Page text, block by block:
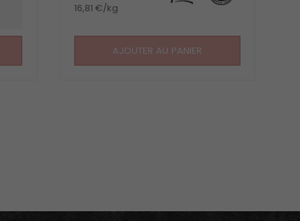
16,81 €/kg
AJOUTER AU PANIER